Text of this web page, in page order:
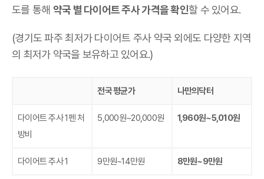
도를 통해 약국 별 다이어트 주사 가격을 확인할 수 있어요.
(경기도 파주 최저가 다이어트 주사 약국 외에도 다양한 지역
의 최저가 약국을 보유하고 있어요.)
전국 평균가 나만의닥터
다이어트 주사 1펜 처
방비
5,000원~20,000원 1,960원~5,010원
다이어트 주사 1 9만원~14만원 8만원~9만원